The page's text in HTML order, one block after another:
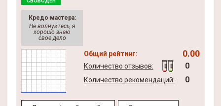
Кредо мастера:
Не волнуйтесь, я
хорошо знаю
свое дело
Общий рейтинг: 0.00
Количество отзывов: 0
Количество рекомендаций: 0